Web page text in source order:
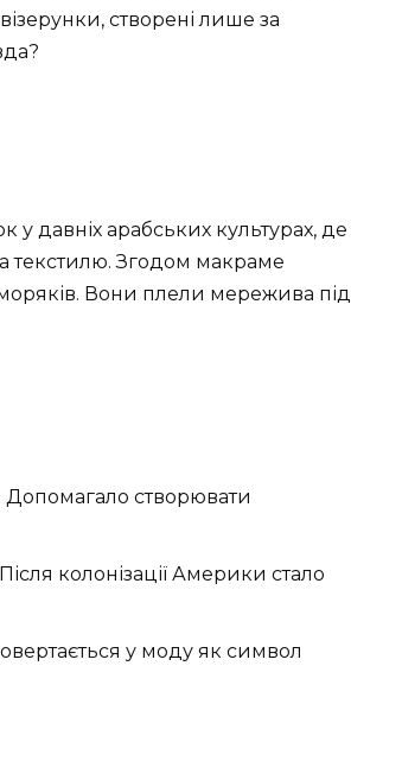
створені лише за
у давніх арабських культурах, де
текстилю. Згодом макраме
Вони плели мережива під
Допомагало створювати
колонізації Америки стало
у моду як символ